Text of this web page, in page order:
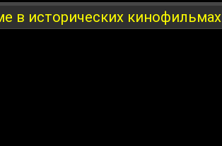
в исторических кинофильмах